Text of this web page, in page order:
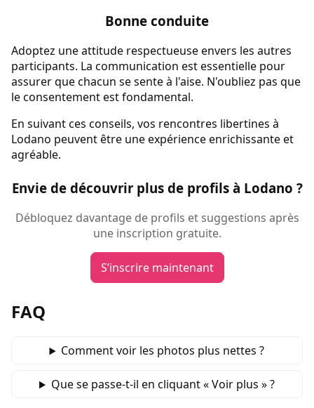
Bonne conduite
Adoptez une attitude respectueuse envers les autres
participants. La communication est essentielle pour
assurer que chacun se sente à l'aise. N'oubliez pas que
le consentement est fondamental.
En suivant ces conseils, vos rencontres libertines à
Lodano peuvent être une expérience enrichissante et
agréable.
Envie de découvrir plus de profils à Lodano ?
Débloquez davantage de profils et suggestions après
une inscription gratuite.
S’inscrire maintenant
FAQ
Comment voir les photos plus nettes ?
Que se passe‑t‑il en cliquant « Voir plus » ?